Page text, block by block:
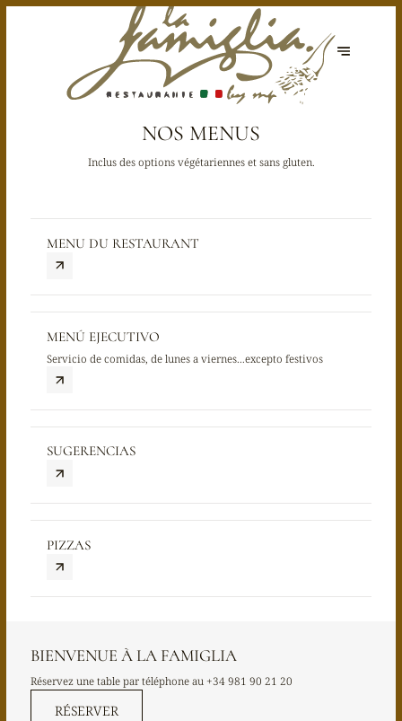
NOS MENUS
Inclus des options végétariennes et sans gluten.
MENU DU RESTAURANT
MENÚ EJECUTIVO
Servicio de comidas, de lunes a viernes...excepto festivos
SUGERENCIAS
PIZZAS
BIENVENUE À LA FAMIGLIA
Réservez une table par téléphone au+34 981 90 21 20
RÉSERVER